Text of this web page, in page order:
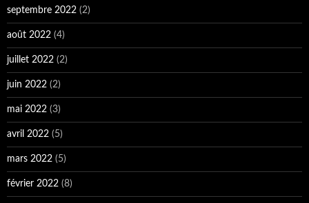
septembre 2022 (2)
août 2022 (4)
juillet 2022 (2)
juin 2022 (2)
mai 2022 (3)
avril 2022 (5)
mars 2022 (5)
février 2022 (8)